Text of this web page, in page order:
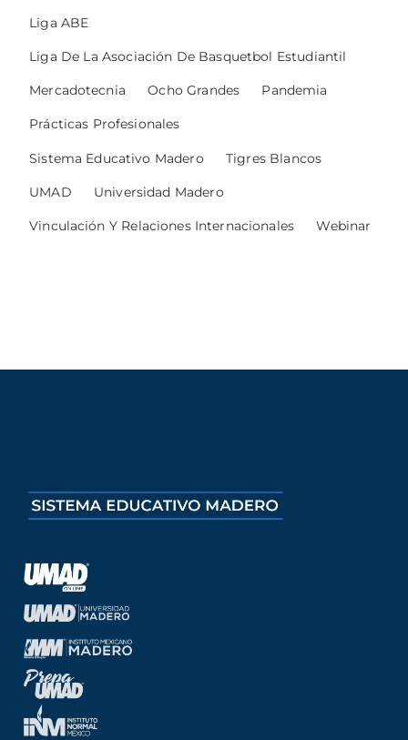
Liga ABE
Liga De La Asociación De Basquetbol Estudiantil
Mercadotecnia Ocho Grandes Pandemia
Prácticas Profesionales
Sistema Educativo Madero Tigres Blancos
UMAD Universidad Madero
Vinculación Y Relaciones Internacionales Webinar